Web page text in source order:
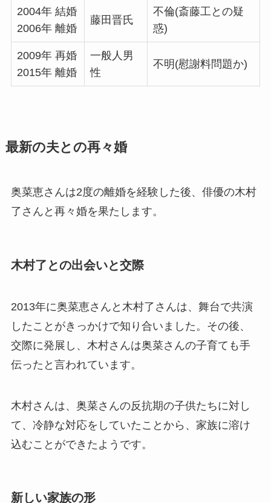
2004年 結婚
2006年 離婚
藤田晋氏
不倫(斎藤工との疑
惑)
2009年 再婚
2015年 離婚
一般人男
性
不明(慰謝料問題か)
最新の夫との再々婚
奥菜恵さんは2度の離婚を経験した後、俳優の木村
了さんと再々婚を果たします。
木村了との出会いと交際
2013年に奥菜恵さんと木村了さんは、舞台で共演
したことがきっかけで知り合いました。その後、
交際に発展し、木村さんは奥菜さんの子育ても手
伝ったと言われています。
木村さんは、奥菜さんの反抗期の子供たちに対し
て、冷静な対応をしていたことから、家族に溶け
込むことができたようです。
新しい家族の形